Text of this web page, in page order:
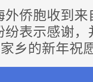
胞收到来
纷表示感谢
乡的新年祝